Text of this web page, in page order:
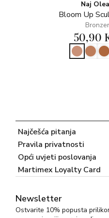
Naj
Bloom Up
Bronzer
50,90
Najčešća pitanja
Pravila privatnosti
Opći uvjeti poslovanja
Martimex Loyalty Card
Newsletter
Ostvarite 10% popusta